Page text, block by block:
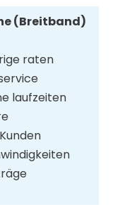
(Breitband)
raten
laufzeiten